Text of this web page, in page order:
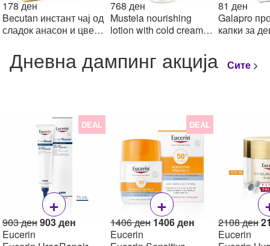
178 ден
Becutan инстант чај од
сладок анасон и цвет
доенчиња и мали
деца, 20
768ден
Mustela nourishing
lotion with cold cream
81ден
Galapro
капки за
Дневна дампинг акција Сите
DEAL
+
903денOriginal
903ден
Eucerin
DEAL
+
1406ден Original
1406ден Current
Eucerin
2108ден
Eucerin